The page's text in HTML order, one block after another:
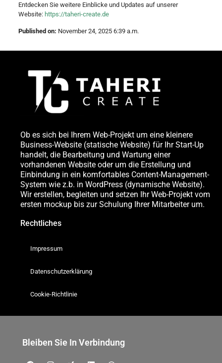
Entdecken Sie weitere Einblicke und Updates auf unserer
Website: https://taheri-create.de
Published on: November 24, 2025 6:39 a.m.
Ob es sich bei Ihrem Web-Projekt um eine kleinere
Business-Website (statische Website) für Ihr Start-Up
handelt, die Bearbeitung und Wartung einer
vorhandenen Website oder um die Erstellung und
Einbindung in ein komfortables Content-Management-
System wie z.b. in WordPress (dynamische Website).
Wir erstellen, begleiten und setzen Ihr Web-Projekt vom
ersten mockup bis zur Schulung Ihrer Mitarbeiter um.
Rechtliches
Impressum
Datenschutzerklärung
Cookie-Richtlinie
Bleiben Sie In Verbindung